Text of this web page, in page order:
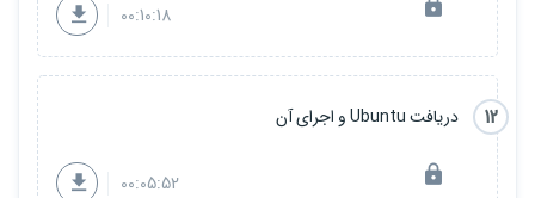
00:10:18
12 دریافت Ubuntu و اجرای آن
00:05:52